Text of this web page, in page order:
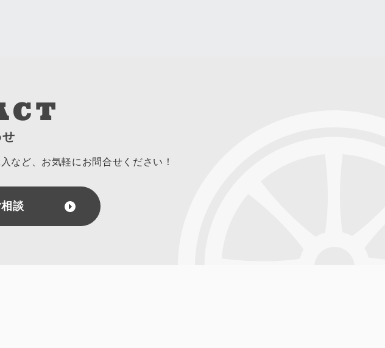
など、 お気軽にお問合せください！
談